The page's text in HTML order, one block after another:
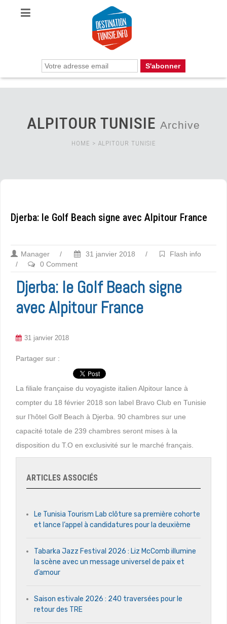
ALPITOUR TUNISIE Archive
HOME > ALPITOUR TUNISIE
Djerba: le Golf Beach signe avec Alpitour France
Manager / 31 janvier 2018 /
Flash info
/
0 Comment
Djerba: le Golf Beach signe
avec Alpitour France
31 janvier 2018
Partager sur :
La filiale française du voyagiste italien Alpitour lance à
compter du 18 février 2018 son label Bravo Club en Tunisie
sur l’hôtel Golf Beach à Djerba. 90 chambres sur une
capacité totale de 239 chambres seront mises à la
disposition du T.O en exclusivité sur le marché français.
ARTICLES ASSOCIÉS
Le Tunisia Tourism Lab clôture sa première cohorte
et lance l’appel à candidatures pour la deuxième
Tabarka Jazz Festival 2026 : Liz McComb illumine
la scène avec un message universel de paix et
d’amour
Saison estivale 2026 : 240 traversées pour le
retour des TRE